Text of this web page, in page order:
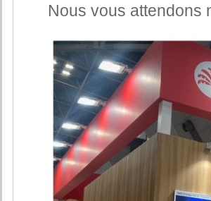
Nous vous attendons